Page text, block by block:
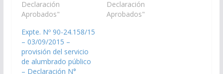
Presupuesto General
de la Provincia -
Partidas
Presupuestarias
necesarias para la
instalación de
Declaración
Aprobados"
incorpore en el plan de
obras públicas del
Declaración
Aprobados"
Expte. Nº 90-24.158/15
– 03/09/2015 –
provisión del servicio
de alumbrado público
– Declaración N°